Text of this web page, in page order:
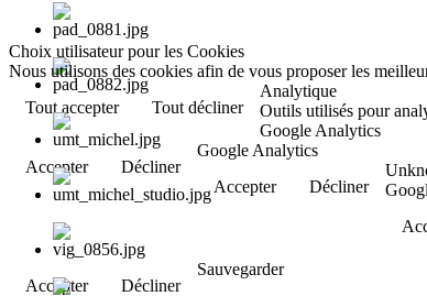
Choix utilisateur pour les Cookies
Nous utilisons des cookies afin de vous proposer les
Tout accepter
Tout décliner
Analytique
Outils utilisés pour
Google Analytics
Accepter
Décliner
Google Analytics
Accepter
Décliner
Accepter
Décliner
Sauvegarder